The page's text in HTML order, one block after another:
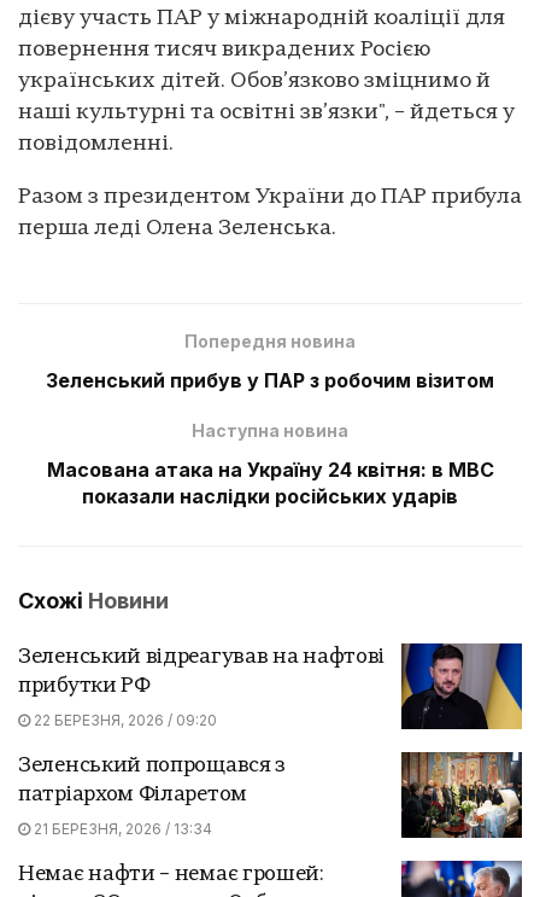
дієву участь ПАР у міжнародній коаліції для
повернення тисяч викрадених Росією
українських дітей. Обов’язково зміцнимо й
наші культурні та освітні зв’язки", – йдеться у
повідомленні.
Разом з президентом України до ПАР прибула
перша леді Олена Зеленська.
Попередня новина
Зеленський прибув у ПАР з робочим візитом
Наступна новина
Масована атака на Україну 24 квітня: в МВС
показали наслідки російських ударів
Схожі Новини
Зеленський відреагував на нафтові
прибутки РФ
22 БЕРЕЗНЯ, 2026 / 09:20
Зеленський попрощався з
патріархом Філаретом
21 БЕРЕЗНЯ, 2026 / 13:34
Немає нафти – немає грошей: